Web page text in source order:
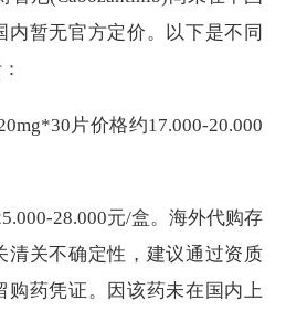
内暂无官方定价。以下是不同
片价格约17.000-20.000
28.000元/盒。海外代购存
清关不确定性，建议通过资质
购药凭证。因该药未在国内上